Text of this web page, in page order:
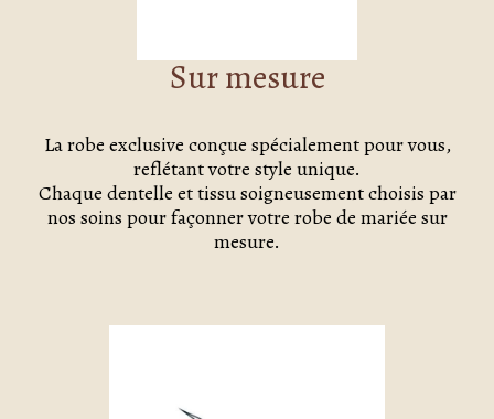
Sur mesure
La robe exclusive conçue spécialement pour vous,
reflétant votre style unique.
Chaque dentelle et tissu soigneusement choisis par
nos soins pour façonner votre robe de mariée sur
mesure.